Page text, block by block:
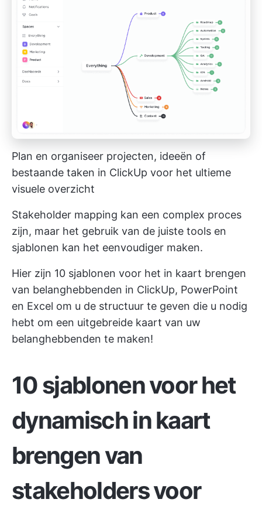
Plan en organiseer projecten, ideeën of
bestaande taken in ClickUp voor het ultieme
visuele overzicht
Stakeholder mapping kan een complex proces
zijn, maar het gebruik van de juiste tools en
sjablonen kan het eenvoudiger maken.
Hier zijn 10 sjablonen voor het in kaart brengen
van belanghebbenden in ClickUp, PowerPoint
en Excel om u de structuur te geven die u nodig
hebt om een uitgebreide kaart van uw
belanghebbenden te maken!
10 sjablonen voor het
dynamisch in kaart
brengen van
stakeholders voor